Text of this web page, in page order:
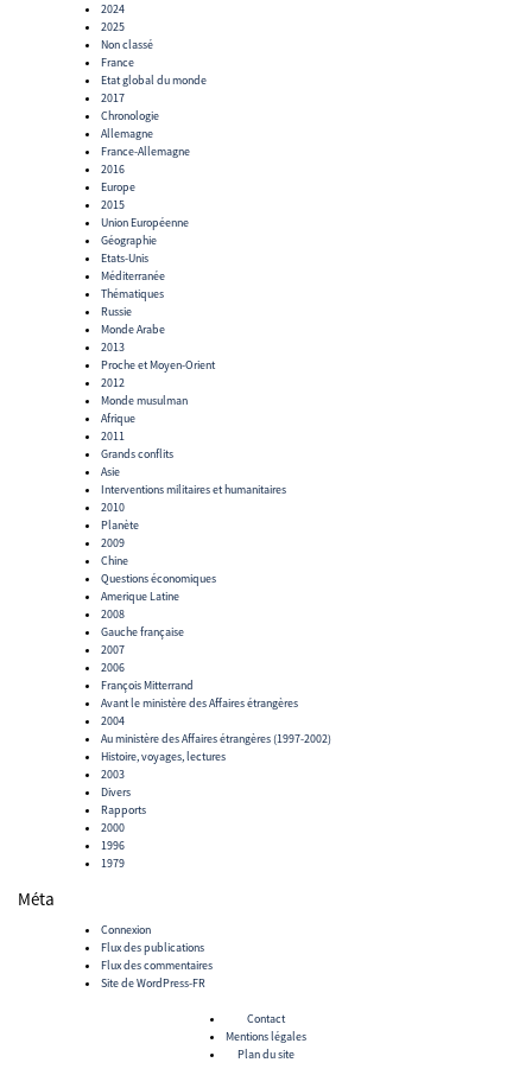
2024
2025
Non classé
France
Etat global du monde
2017
Chronologie
Allemagne
France-Allemagne
2016
Europe
2015
Union Européenne
Géographie
Etats-Unis
Méditerranée
Thématiques
Russie
Monde Arabe
2013
Proche et Moyen-Orient
2012
Monde musulman
Afrique
2011
Grands conflits
Asie
Interventions militaires et humanitaires
2010
Planète
2009
Chine
Questions économiques
Amerique Latine
2008
Gauche française
2007
2006
François Mitterrand
Avant le ministère des Affaires étrangères
2004
Au ministère des Affaires étrangères (1997-2002)
Histoire, voyages, lectures
2003
Divers
Rapports
2000
1996
1979
Méta
Connexion
Flux des publications
Flux des commentaires
Site de WordPress-FR
Contact
Mentions légales
Plan du site